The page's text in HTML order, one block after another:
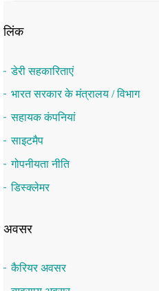
लिंक
डेरी सहकारिताएं
भारत सरकार के मंत्रालय / विभाग
सहायक कंपनियां
साइटमैप
गोपनीयता नीति
डिस्क्लेमर
अवसर
कैरियर अवसर